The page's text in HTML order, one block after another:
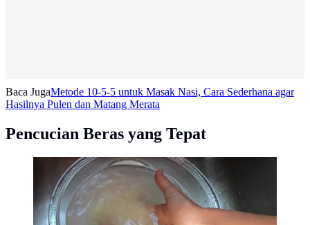
Baca JugaMetode 10-5-5 untuk Masak Nasi, Cara Sederhana agar
Hasilnya Pulen dan Matang Merata
Pencucian Beras yang Tepat
Tak perlu banyak-banyak sekali mencuci beras sudah
cukup jika Anda membeli beras dalam kemasan.(Foto:
www.bottomofthepot.com)